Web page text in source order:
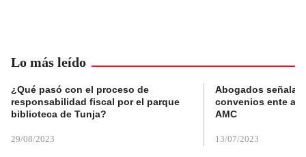
Lo más leído
¿Qué pasó con el proceso de
responsabilidad fiscal por el parque
biblioteca de Tunja?
29/08/2023
Abogados
convenios ente
AMC
13/07/2023